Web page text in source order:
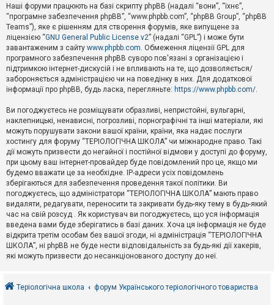
м
и
б
е
з
в
і
д
п
о
в
д
й
А
к
т
и
в
н
т
е
м
и
о
Наші форуми працюють на базі скрипту phpBB (надалі “вони”, “їхнє”,
“програмне забезпечення phpBB”, “www.phpbb.com”, “phpBB Group”, “phpBB
Teams”), яке є рішенням для створення форумів, яке випущене за
ліцензією “GNU General Public License v2” (надалі “GPL”) і може бути
завантаженим з сайту www.phpbb.com. Обмеження ліцензії GPL для
програмного забезпечення phpBB суворо пов'язані з організацією і
підтримкою інтернет-дискусій і не впливають на те, що дозволяється/
забороняється адміністрацією чи на поведінку в них. Для додаткової
інформації про phpBB, будь ласка, перегляньте: https://www.phpbb.com/.
Ви погоджуєтесь не розміщувати образливі, непристойні, вульгарні,
наклепницькі, ненависні, погрозливі, порнографічні та інші матеріали, які
можуть порушувати закони вашої країни, країни, яка надає послуги
хостингу для форуму “ТЕРІОЛОГІЧНА ШКОЛА” чи міжнародне право. Такі
дії можуть призвести до негайної і постійної відмови у доступі до форуму,
при цьому ваш інтернет-провайдер буде повідомлений про це, якщо ми
будемо вважати це за необхідне. IP-адреси усіх повідомлень
зберігаються для забезпечення проведення такої політики. Ви
погоджуєтесь, що адміністратори “ТЕРІОЛОГІЧНА ШКОЛА” мають право
видаляти, редагувати, переносити та закривати будь-яку тему в будь-який
час на свій розсуд . Як користувач ви погоджуєтесь, що уся інформація
введена вами буде зберігатись в базі даних. Хоча ця інформація не буде
відкрита третім особам без вашої згоди, ні адміністрація “ТЕРІОЛОГІЧНА
ШКОЛА”, ні phpBB не буде нести відповідальність за будь-які дії хакерів,
які можуть призвести до несанкціонованого доступу до неї.
Теріологічна школа форум Українського теріологічного товариства